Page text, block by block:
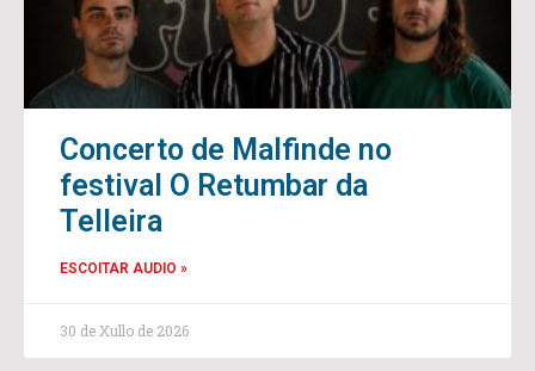
Concerto de Malfinde no
festival O Retumbar da
Telleira
ESCOITAR AUDIO »
30 de Xullo de 2026